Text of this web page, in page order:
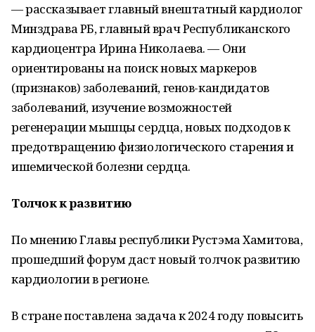
— рассказывает главный внештатный кардиолог
Минздрава РБ, главный врач Республиканского
кардиоцентра Ирина Николаева. — Они
ориентированы на поиск новых маркеров
(признаков) заболеваний, генов-кандидатов
заболеваний, изучение возможностей
регенерации мышцы сердца, новых подходов к
предотвращению физиологического старения и
ишемической болезни сердца.
Толчок к развитию
По мнению Главы республики Рустэма Хамитова,
прошедший форум даст новый толчок развитию
кардиологии в регионе.
В стране поставлена задача к 2024 году повысить